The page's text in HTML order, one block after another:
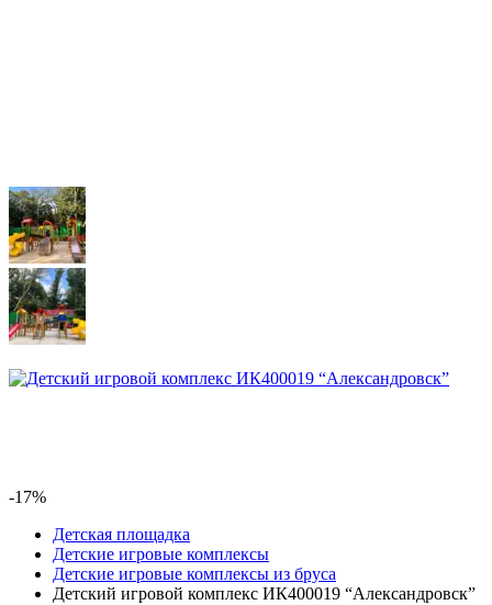
-17%
Детская площадка
Детские игровые комплексы
Детские игровые комплексы из бруса
Детский игровой комплекс ИК400019 “Александровск”